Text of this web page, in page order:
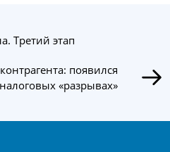
Третий этап
появился
«разрывах»